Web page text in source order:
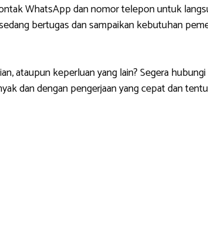
WhatsApp dan nomor telepon untuk
bertugas dan sampaikan kebutuhan
ataupun keperluan yang lain? Segera
dan dengan pengerjaan yang cepat dan